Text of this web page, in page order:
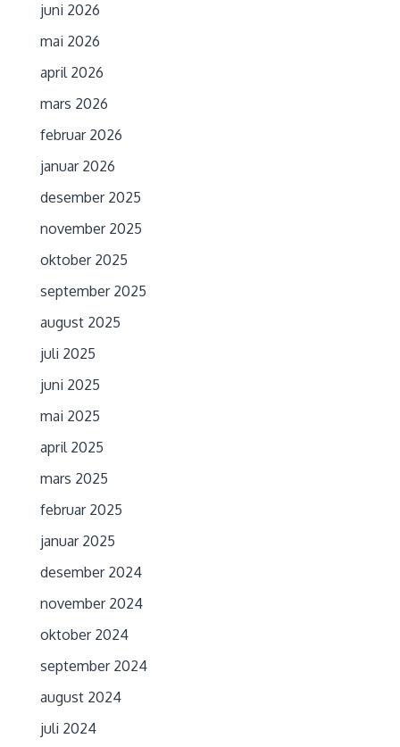
juni 2026
mai 2026
april 2026
mars 2026
februar 2026
januar 2026
desember 2025
november 2025
oktober 2025
september 2025
august 2025
juli 2025
juni 2025
mai 2025
april 2025
mars 2025
februar 2025
januar 2025
desember 2024
november 2024
oktober 2024
september 2024
august 2024
juli 2024